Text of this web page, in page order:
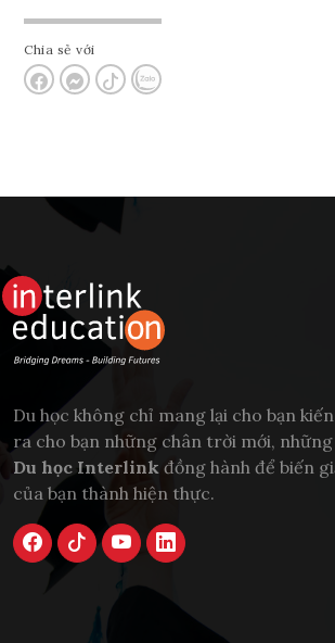
Chia sẻ với
Du học không chỉ mang lại cho bạn
ra cho bạn những chân trời mới, những
Du học Interlink đồng hành để biến
của bạn thành hiện thực.